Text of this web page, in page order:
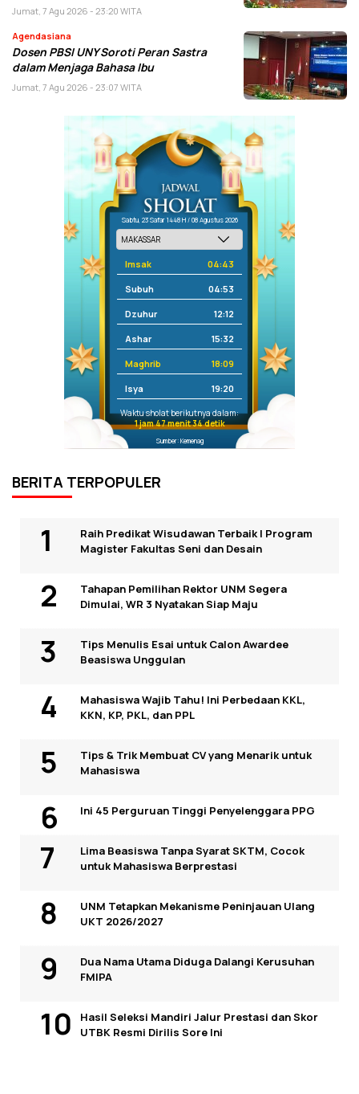
Jumat, 7 Agu 2026 - 23:20 WITA
Agendasiana
Dosen PBSI UNY Soroti Peran Sastra
dalam Menjaga Bahasa Ibu
Jumat, 7 Agu 2026 - 23:07 WITA
Sabtu, 23 Safar 1448 H / 08 Agustus 2026
Imsak 04:43
Subuh 04:53
Dzuhur 12:12
Ashar 15:32
Maghrib 18:09
Isya 19:20
Waktu sholat berikutnya dalam:
1 jam 47 menit 33 detik
Sumber: Kemenag
BERITA TERPOPULER
Raih Predikat Wisudawan Terbaik I Program
Magister Fakultas Seni dan Desain
Tahapan Pemilihan Rektor UNM Segera
Dimulai, WR 3 Nyatakan Siap Maju
Tips Menulis Esai untuk Calon Awardee
Beasiswa Unggulan
Mahasiswa Wajib Tahu! Ini Perbedaan KKL,
KKN, KP, PKL, dan PPL
Tips & Trik Membuat CV yang Menarik untuk
Mahasiswa
Ini 45 Perguruan Tinggi Penyelenggara PPG
Lima Beasiswa Tanpa Syarat SKTM, Cocok
untuk Mahasiswa Berprestasi
UNM Tetapkan Mekanisme Peninjauan Ulang
UKT 2026/2027
Dua Nama Utama Diduga Dalangi Kerusuhan
FMIPA
Hasil Seleksi Mandiri Jalur Prestasi dan Skor
UTBK Resmi Dirilis Sore Ini